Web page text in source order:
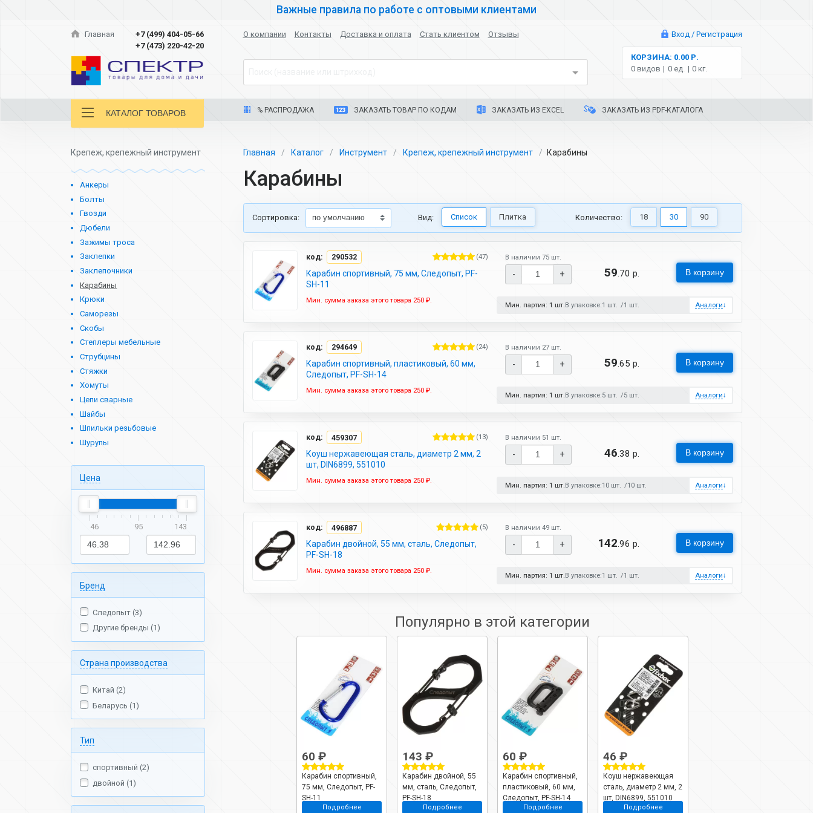
Важные правила по работе с оптовыми клиентами
Главная
+7 (499) 404-05-66
+7 (473) 220-42-20
О компании Контакты Доставка и оплата Стать клиентом Отзывы Вход / Регистрация
КОРЗИНА: 0.00 Р.
0 видов
0 ед. 0 кг.
КАТАЛОГ ТОВАРОВ % РАСПРОДАЖА ЗАКАЗАТЬ ТОВАР ПО КОДАМ ЗАКАЗАТЬ ИЗ EXCEL ЗАКАЗАТЬ ИЗ PDF-КАТАЛОГА
Крепеж, крепежный инструмент
Анкеры
Болты
Гвозди
Дюбели
Зажимы троса
Заклепки
Заклепочники
Карабины
Крюки
Саморезы
Скобы
Степлеры мебельные
Струбцины
Стяжки
Хомуты
Цепи сварные
Шайбы
Шпильки резьбовые
Шурупы
Цена
46 95 143
Бренд
Следопыт (3)
Другие бренды (1)
Страна производства
Китай (2)
Беларусь (1)
Тип
спортивный (2)
двойной (1)
Главная Каталог Инструмент Крепеж, крепежный инструмент Карабины
Карабины
Cортировка: Вид: Список Плитка Количество: 18 30 90
код: 290532 (47)
Карабин спортивный, 75 мм, Следопыт, PF-
SH-11
Мин. сумма заказа этого товара 250 ₽.
В наличии 75 шт.
- + 59.70 р. В корзину
Мин. партия: 1 шт. В упаковке:1 шт. 1 шт. Аналоги↓
код: 294649 (24)
Карабин спортивный, пластиковый, 60 мм,
Следопыт, PF-SH-14
Мин. сумма заказа этого товара 250 ₽.
В наличии 27 шт.
- + 59.65 р. В корзину
Мин. партия: 1 шт. В упаковке:5 шт. 5 шт. Аналоги↓
код: 459307 (13)
Коуш нержавеющая сталь, диаметр 2 мм, 2
шт, DIN6899, 551010
Мин. сумма заказа этого товара 250 ₽.
В наличии 51 шт.
- + 46.38 р. В корзину
Мин. партия: 1 шт. В упаковке:10 шт. 10 шт. Аналоги↓
код: 496887 (5)
Карабин двойной, 55 мм, сталь, Следопыт,
PF-SH-18
Мин. сумма заказа этого товара 250 ₽.
В наличии 49 шт.
- + 142.96 р. В корзину
Мин. партия: 1 шт. В упаковке:1 шт. 1 шт. Аналоги↓
Популярно в этой категории
60 ₽
Карабин спортивный,
75 мм, Следопыт, PF-
SH-11
Подробнее
143 ₽
Карабин двойной, 55
мм, сталь, Следопыт,
PF-SH-18
Подробнее
60 ₽
Карабин спортивный,
пластиковый, 60 мм,
Следопыт, PF-SH-14
Подробнее
46 ₽
Коуш нержавеющая
сталь, диаметр 2 мм, 2
шт, DIN6899, 551010
Подробнее